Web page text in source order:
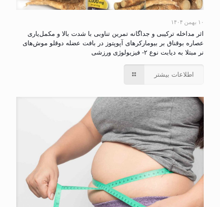
۱۰ بهمن ۱۴۰۴
اثر مداخله ترکیبی و جداگانه تمرین تناوبی با شدت بالا و مکمل‌یاری
عصاره بوقناق بر بیومارکرهای آپوپتوز در بافت عضله دوقلو موش‌های
نر مبتلا به دیابت نوع ۲- فیزیولوژی ورزشی
اطلاعات بیشتر